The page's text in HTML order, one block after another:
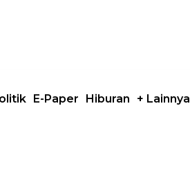
E-Paper Hiburan + Lainnya